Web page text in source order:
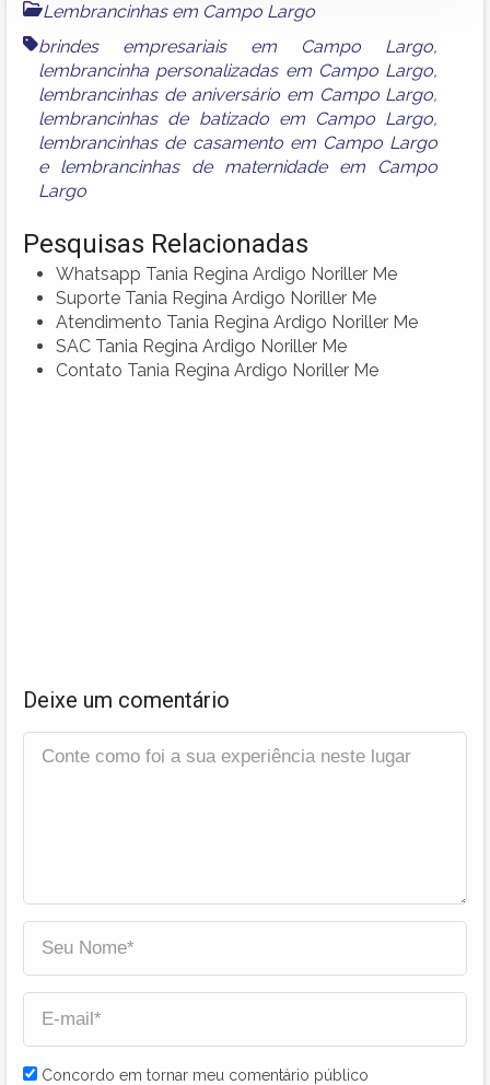
Lembrancinhas em Campo Largo
brindes empresariais em Campo Largo,
lembrancinha personalizadas em Campo Largo,
lembrancinhas de aniversário em Campo Largo,
lembrancinhas de batizado em Campo Largo,
lembrancinhas de casamento em Campo Largo
e lembrancinhas de maternidade em Campo
Largo
Pesquisas Relacionadas
Whatsapp Tania Regina Ardigo Noriller Me
Suporte Tania Regina Ardigo Noriller Me
Atendimento Tania Regina Ardigo Noriller Me
SAC Tania Regina Ardigo Noriller Me
Contato Tania Regina Ardigo Noriller Me
Deixe um comentário
Concordo em tornar meu comentário público